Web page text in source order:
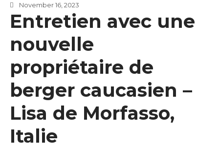
Contact
November 16, 2023
Entretien avec une
nouvelle
propriétaire de
berger caucasien –
Lisa de Morfasso,
Italie